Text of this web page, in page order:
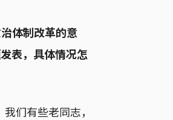
体制改革的意
表，具体情况怎
们有些老同志，